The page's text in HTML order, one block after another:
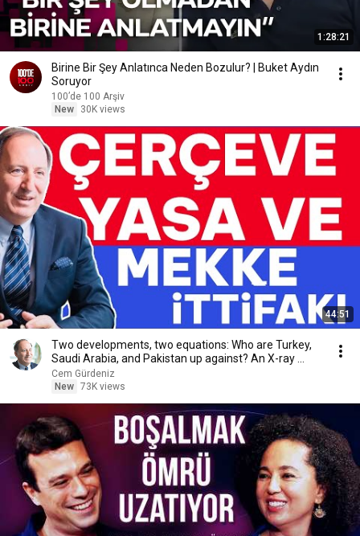
1:28:21
Birine Bir Şey Anlatınca Neden Bozulur? | Buket Aydın
Soruyor
100’de 100 Arşiv
New
30K views
44:51
Two developments, two equations: Who are Turkey,
Saudi Arabia, and Pakistan up against? An X-ray ...
Cem Gürdeniz
New 73K views